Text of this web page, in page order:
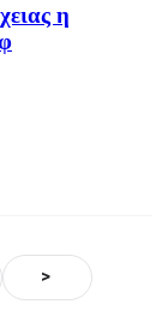
η
>